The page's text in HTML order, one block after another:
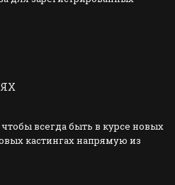
чтобы всегда быть в курсе новых
кастингах напрямую из